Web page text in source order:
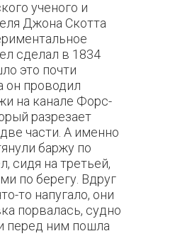
ученого и
Джона Скотта
сделал в 1834
это почти
он проводил
на канале Форс-
разрезает
части. А именно
баржу по
сидя на третьей,
по берегу. Вдруг
то напугало, они
порвалась, судно
перед ним пошла